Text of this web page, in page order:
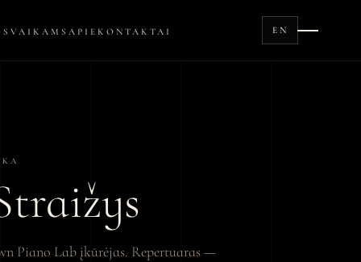
VAIKAMSAPIE KONTAKTAI EN
Piano Lab įkūrėjas. Repertuaras —